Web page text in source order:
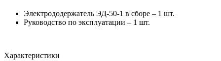
Электрододержатель ЭД-50-1 в сборе – 1 шт.
Руководство по эксплуатации – 1 шт.
Характеристики